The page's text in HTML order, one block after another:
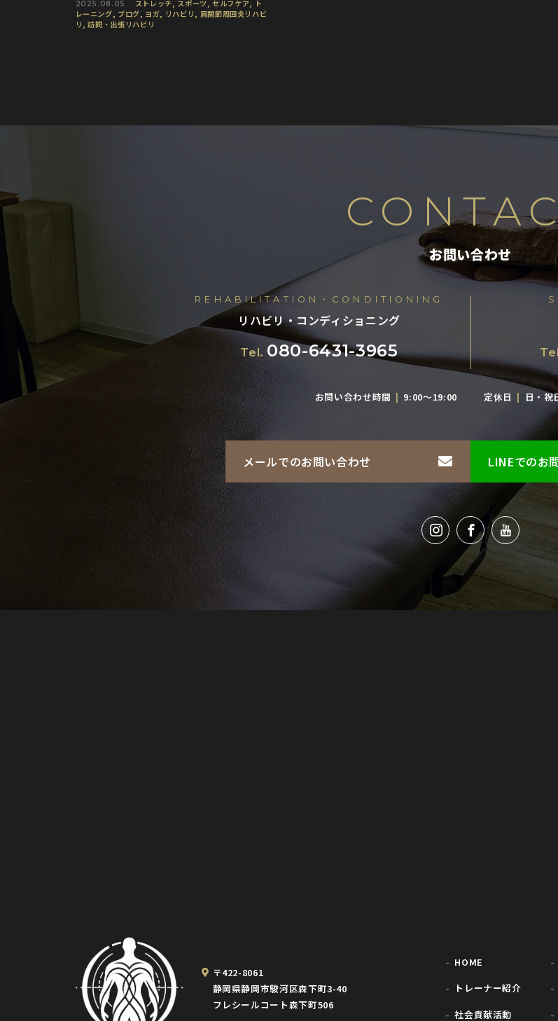
2025.08.05 ストレッチ, スポーツ,セルフケア, ト
レーニング, ブログ, ヨガ, リハビリ , 肩関節周囲炎リハビ
リ ,訪問・出張リハビリ
お問い合わせ
REHABILITATION・CONDITIONING
リハビリ・コンディショニング
Tel. 080-6431-3965
お問い合わせ時間 9:00〜19:00 定休日 日・祝
メールでのお問い合わせ LINEでのお
〒422-8061
静岡県静岡市駿河区森下町3-40
フレシールコート森下町506
HOME
トレーナー紹介
社会貢献活動